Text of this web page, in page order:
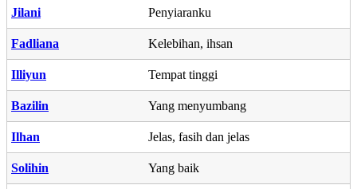
Jilani Penyiaranku
Fadliana Kelebihan, ihsan
Illiyun Tempat tinggi
Bazilin Yang menyumbang
Ilhan Jelas, fasih dan jelas
Solihin Yang baik